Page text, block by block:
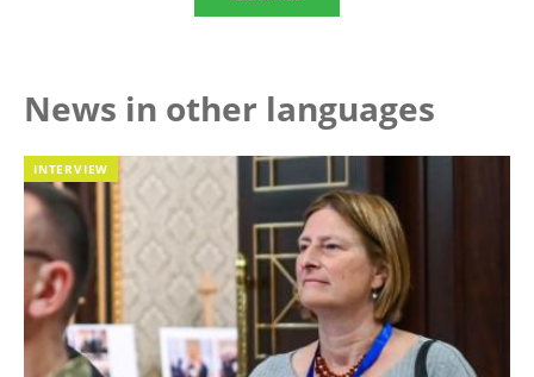
News in other languages
INTERVIEW